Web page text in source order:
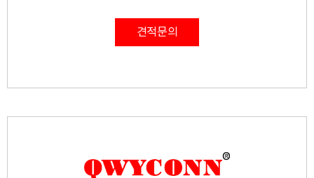
견적문의